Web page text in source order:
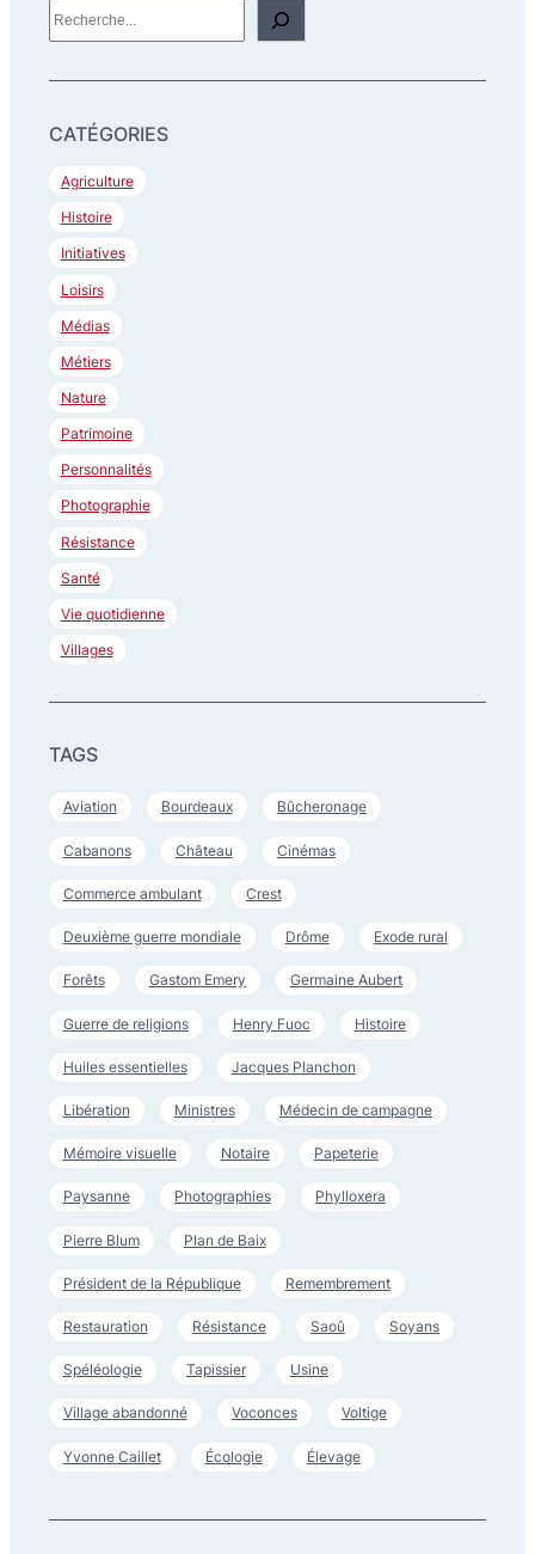
R
e
c
e
CATÉGORIES
Agriculture
Histoire
Initiatives
Loisirs
Médias
Métiers
Nature
Patrimoine
Personnalités
Photographie
Résistance
Santé
Vie quotidienne
Villages
TAGS
Aviation Bourdeaux Bûcheronage
Cabanons Château Cinémas
Commerce ambulant Crest
Deuxième guerre mondiale Drôme Exode rural
Forêts Gastom Emery Germaine Aubert
Guerre de religions Henry Fuoc Histoire
Huiles essentielles Jacques Planchon
Libération Ministres Médecin de campagne
Mémoire visuelle Notaire Papeterie
Paysanne Photographies Phylloxera
Pierre Blum Plan de Baix
Président de la République Remembrement
Restauration Résistance Saoû Soyans
Spéléologie Tapissier Usine
Village abandonné Voconces Voltige
Yvonne Caillet Écologie Élevage